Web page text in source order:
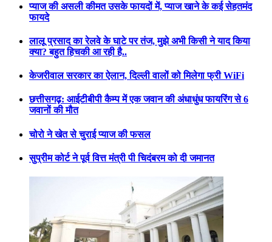
प्याज की असली कीमत उसके फायदों में, प्याज खाने के कई सेहतमंद
फायदे
लालू प्रसाद का रेलवे के घाटे पर तंज, मुझे अभी किसी ने याद किया
क्या? बहुत हिचकी आ रही है..
केजरीवाल सरकार का ऐलान, दिल्ली वालों को मिलेगा फ्री WiFi
छत्तीसगढ़: आईटीबीपी कैम्प में एक जवान की अंधाधुंध फायरिंग से 6
जवानों की मौत
चोरो ने खेत से चुराई प्याज की फसल
सुप्रीम कोर्ट ने पूर्व वित्त मंत्री पी चिदंबरम को दी जमानत